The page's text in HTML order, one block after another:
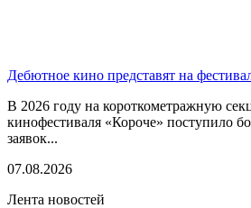
Дебютное кино представят на
В 2026 году на короткометражную
кинофестиваля «Короче» поступило
заявок...
07.08.2026
Лента новостей